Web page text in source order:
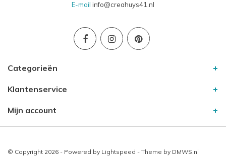
E-mail info@creahuys41.nl
Categorieën
Klantenservice
Mijn account
© Copyright 2026 - Powered by Lightspeed - Theme by DMWS.nl